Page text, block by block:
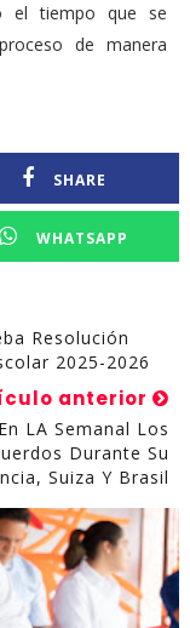
el tiempo que se
de manera
SHARE
WHATSAPP
Resolución
2025-2026
anterior
LA Semanal Los
Durante Su
Suiza Y Brasil